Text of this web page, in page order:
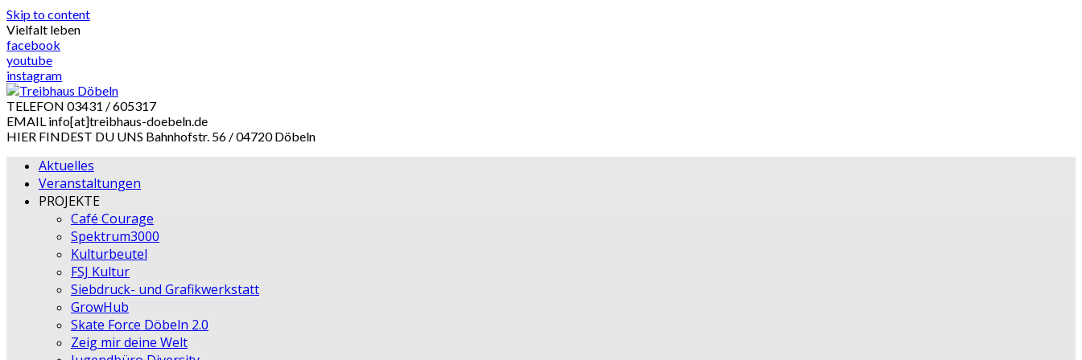
Skip to content
Vielfalt leben
facebook
youtube
instagram
TELEFON 03431 / 605317
EMAIL info[at]treibhaus-doebeln.de
HIER FINDEST DU UNS Bahnhofstr. 56 / 04720 Döbeln
Aktuelles
Veranstaltungen
PROJEKTE
Café Courage
Spektrum3000
Kulturbeutel
FSJ Kultur
Siebdruck- und Grafikwerkstatt
GrowHub
Skate Force Döbeln 2.0
Zeig mir deine Welt